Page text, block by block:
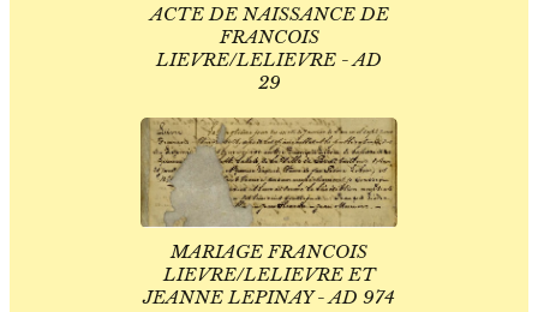
ACTE DE NAISSANCE DE
FRANCOIS
LIEVRE/LELIEVRE - AD
29
MARIAGE FRANCOIS
LIEVRE/LELIEVRE ET
JEANNE LEPINAY - AD 974